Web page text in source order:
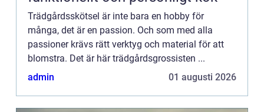
Trädgårdsskötsel är inte bara en hobby för
många, det är en passion. Och som med alla
passioner krävs rätt verktyg och material för att
blomstra. Det är här trädgårdsgrossisten ...
admin
01 augusti 2026